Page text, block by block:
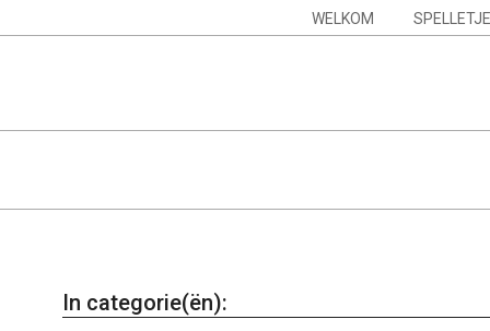
to
Menu
WELKOM
In categorie(ën):